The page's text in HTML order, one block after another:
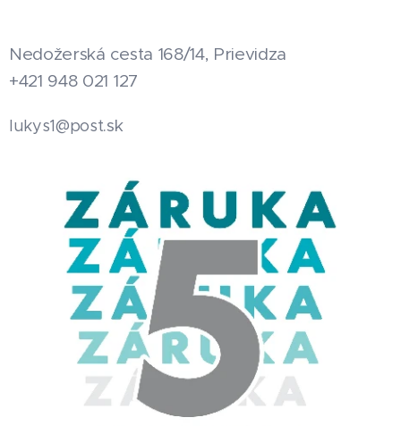
Nedožerská cesta 168/14, Prievidza
+421 948 021 127
lukys1@post.sk